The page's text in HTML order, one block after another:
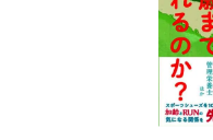
#路地裏てぃーん。
#GH 銘品の所以 #